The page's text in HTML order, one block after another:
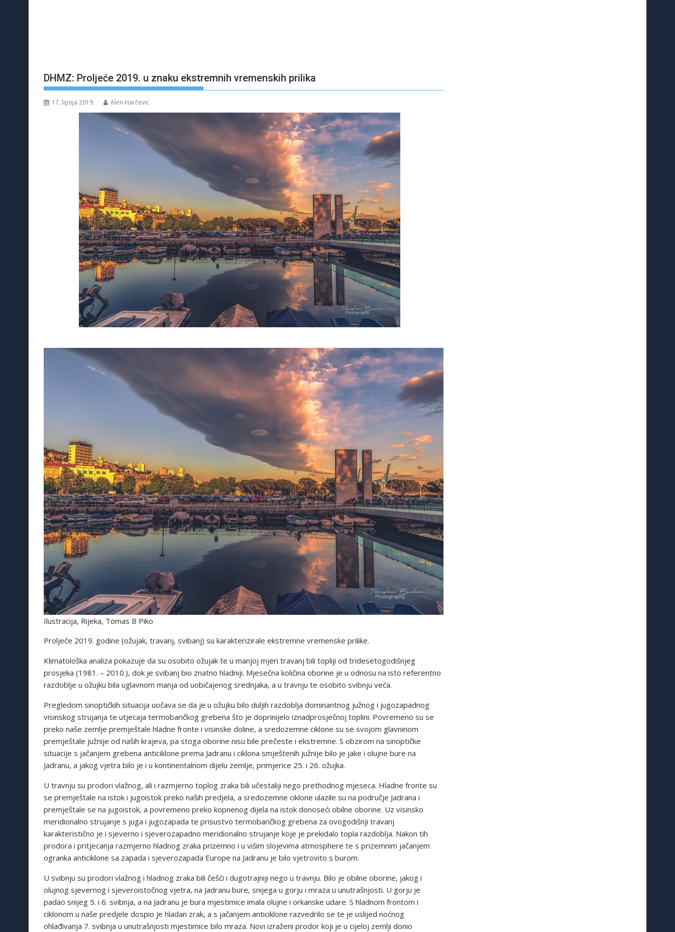
DHMZ: Proljeće 2019. u znaku ekstremnih vremenskih prilika
17. lipnja 2019. Alen Harčević
Ilustracija, Rijeka, Tomas B Piko
Proljeće 2019. godine (ožujak, travanj, svibanj) su karakterizirale ekstremne vremenske prilike.
Klimatološka analiza pokazuje da su osobito ožujak te u manjoj mjeri travanj bili topliji od tridesetogodišnjeg
prosjeka (1981. – 2010.), dok je svibanj bio znatno hladniji. Mjesečna količina oborine je u odnosu na isto referentno
razdoblje u ožujku bila uglavnom manja od uobičajenog srednjaka, a u travnju te osobito svibnju veća.
Pregledom sinoptičkih situacija uočava se da je u ožujku bilo duljih razdoblja dominantnog južnog i jugozapadnog
visinskog strujanja te utjecaja termobaričkog grebena što je doprinijelo iznadprosječnoj toplini. Povremeno su se
preko naše zemlje premještale hladne fronte i visinske doline, a sredozemne ciklone su se svojom glavninom
premještale južnije od naših krajeva, pa stoga oborine nisu bile prečeste i ekstremne. S obzirom na sinoptičke
situacije s jačanjem grebena anticiklone prema Jadranu i ciklona smještenih južnije bilo je jake i olujne bure na
Jadranu, a jakog vjetra bilo je i u kontinentalnom dijelu zemlje, primjerice 25. i 26. ožujka.
U travnju su prodori vlažnog, ali i razmjerno toplog zraka bili učestaliji nego prethodnog mjeseca. Hladne fronte su
se premještale na istok i jugoistok preko naših predjela, a sredozemne ciklone ulazile su na područje Jadrana i
premještale se na jugoistok, a povremeno preko kopnenog dijela na istok donoseći obilne oborine. Uz visinsko
meridionalno strujanje s juga i jugozapada te prisustvo termobaričkog grebena za ovogodišnji travanj
karakteristično je i sjeverno i sjeverozapadno meridionalno strujanje koje je prekidalo topla razdoblja. Nakon tih
prodora i pritjecanja razmjerno hladnog zraka prizemno i u višim slojevima atmosphere te s prizemnim jačanjem
ogranka anticiklone sa zapada i sjeverozapada Europe na Jadranu je bilo vjetrovito s burom.
U svibnju su prodori vlažnog i hladnog zraka bili češći i dugotrajniji nego u travnju. Bilo je obilne oborine, jakog i
olujnog sjevernog i sjeveroistočnog vjetra, na Jadranu bure, snijega u gorju i mraza u unutrašnjosti. U gorju je
padao snijeg 5. i 6. svibnja, a na Jadranu je bura mjestimice imala olujne i orkanske udare. S hladnom frontom i
ciklonom u naše predjele dospio je hladan zrak, a s jačanjem anticiklone razvedrilo se te je uslijed noćnog
ohlađivanja 7. svibnja u unutrašnjosti mjestimice bilo mraza. Novi izraženi prodor koji je u cijeloj zemlji donio